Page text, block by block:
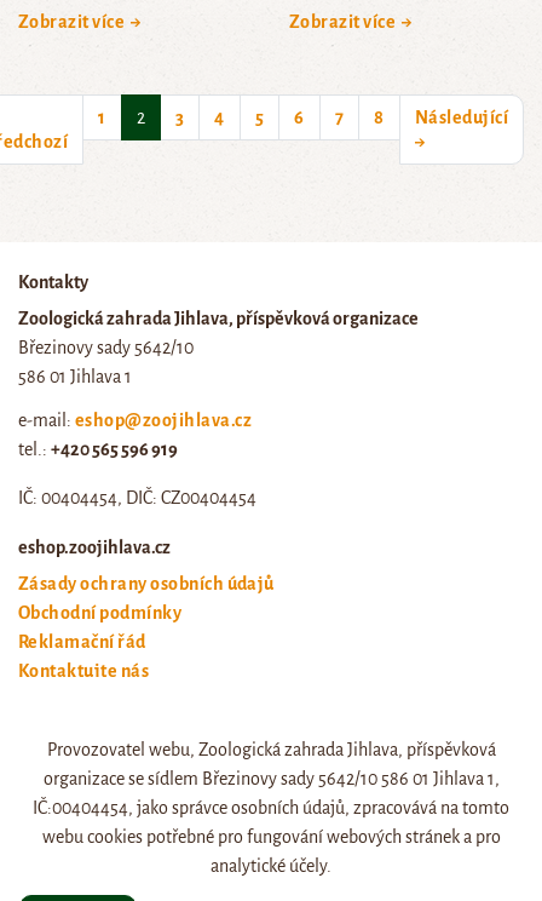
Zobrazit více → Zobrazit více →
1 2(current)
3 4 5 6 7 8
Následující
→
Kontakty
Zoologická zahrada Jihlava, příspěvková organizace
Březinovy sady 5642/10
586 01 Jihlava 1
e-mail: eshop@zoojihlava.cz
tel.: +420 565 596 919
IČ: 00404454, DIČ: CZ00404454
eshop.zoojihlava.cz
Zásady ochrany osobních údajů
Obchodní podmínky
Reklamační řád
Kontaktujte nás
Web zoo jihlava
Otevírací doba a ceník
© eshop.zoojihlava.cz, vytvořil
Provozovatel webu, Zoologická zahrada Jihlava, příspěvková
organizace se sídlem Březinovy sady 5642/10 586 01 Jihlava 1,
IČ:00404454, jako správce osobních údajů, zpracovává na tomto
webu cookies potřebné pro fungování webových stránek a pro
analytické účely.